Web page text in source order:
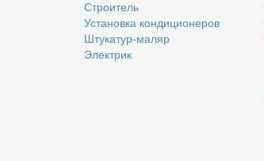
Стро­и­тель
Уста­нов­ка кон­ди­ци­о­не­ров
Шту­ка­тур-ма­ляр
Элек­трик